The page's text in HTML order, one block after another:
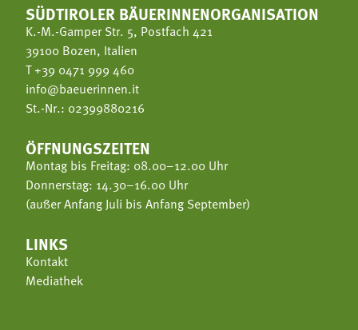
SÜDTIROLER BÄUERINNENORGANISATION
K.-M.-Gamper Str. 5, Postfach 421
39100 Bozen, Italien
T+39 0471 999 460
info@baeuerinnen.it
St.-Nr.: 02399880216
ÖFFNUNGSZEITEN
Montag bis Freitag: 08.00–12.00 Uhr
Donnerstag: 14.30–16.00 Uhr
(außer Anfang Juli bis Anfang September)
LINKS
Kontakt
Mediathek